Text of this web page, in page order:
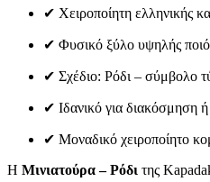
✔ Χειροποίητη ελληνικής
✔ Φυσικό ξύλο υψηλής
✔ Σχέδιο: Ρόδι – σύμβολο
✔ Ιδανικό για διακόσμηση ή
✔ Μοναδικό χειροποίητο
Η Μινιατούρα – Ρόδι της